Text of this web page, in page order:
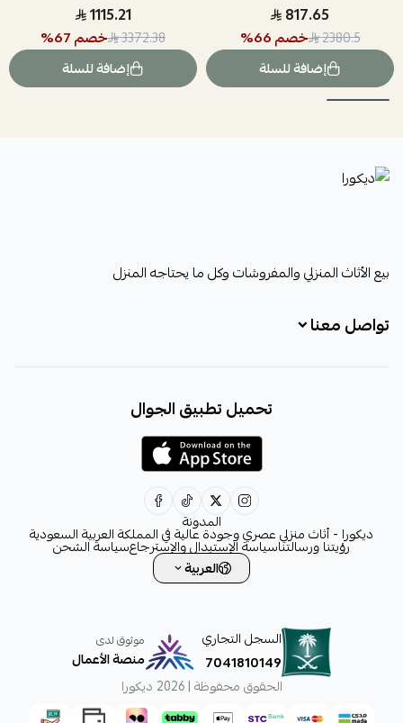
817.65
2380.5 خصم66
%
إضافة للسلة
1115.21
3372.38 خصم67
%
إضافة للسلة
ديكورا
بيع الأثاث المنزلي والمفروشات وكل ما يحتاجه المنزل
تواصل معنا
decora6586@gmail.com
تحميل تطبيق الجوال
المدونة
ديكورا - أثاث منزلي عصري وجودة عالية في المملكة العربية السعودية
رؤيتنا ورسالتناسياسة الإستبدال والإسترجاعسياسة الشحن
العربية
السجل التجاري
7041810149
موثوق لدى
منصة الأعمال
الحقوق محفوظة | 2026
ديكورا